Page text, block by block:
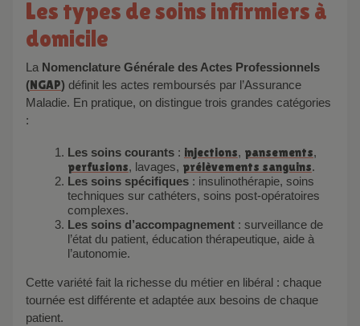
Les types de soins infirmiers à
domicile
La Nomenclature Générale des Actes Professionnels
(NGAP) définit les actes remboursés par l’Assurance
Maladie. En pratique, on distingue trois grandes catégories
:
Les soins courants : injections, pansements,
perfusions, lavages, prélèvements sanguins.
Les soins spécifiques : insulinothérapie, soins
techniques sur cathéters, soins post-opératoires
complexes.
Les soins d’accompagnement : surveillance de
l’état du patient, éducation thérapeutique, aide à
l’autonomie.
Cette variété fait la richesse du métier en libéral : chaque
tournée est différente et adaptée aux besoins de chaque
patient.